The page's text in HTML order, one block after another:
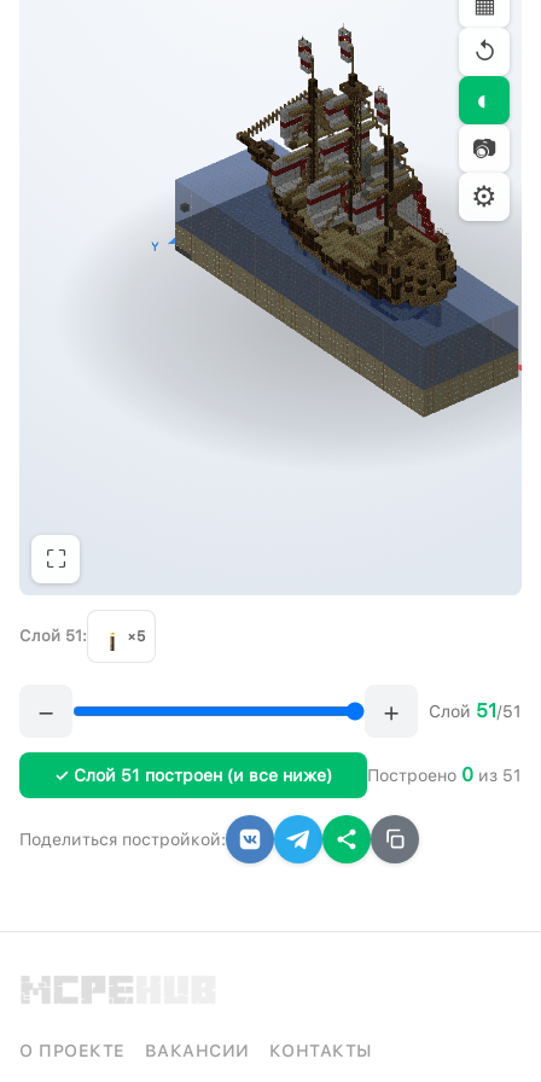
↺
◐
📷
⚙
⛶
Слой 51: ×5
− + Слой 51/51
✓ Слой 51 построен (и все ниже) Построено 0 из 51
Поделиться постройкой:
О ПРОЕКТЕ ВАКАНСИИ КОНТАКТЫ